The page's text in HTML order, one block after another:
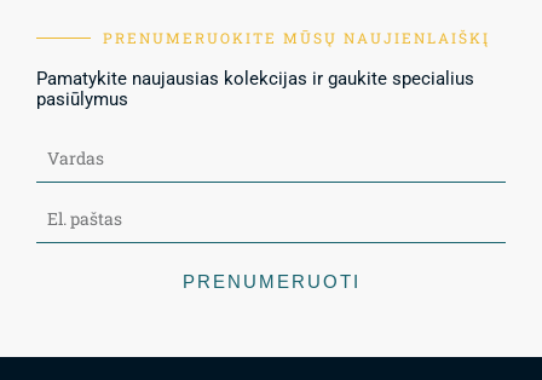
PRENUMERUOKITE MŪSŲ NAUJIENLAIŠKĮ
Pamatykite naujausias kolekcijas ir gaukite specialius
pasiūlymus
PRENUMERUOTI